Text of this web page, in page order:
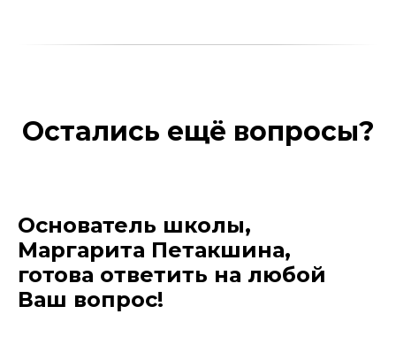
Остались ещё вопросы?
Основатель школы,
Маргарита Петакшина,
готова ответить на любой
Ваш вопрос!